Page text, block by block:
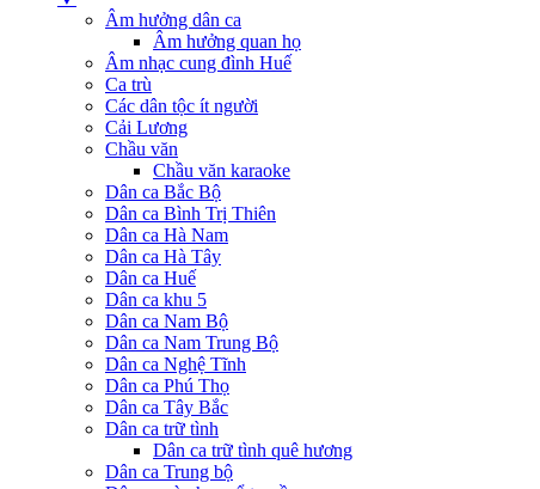
Âm hưởng dân ca
Âm hưởng quan họ
Âm nhạc cung đình Huế
Ca trù
Các dân tộc ít người
Cải Lương
Chầu văn
Chầu văn karaoke
Dân ca Bắc Bộ
Dân ca Bình Trị Thiên
Dân ca Hà Nam
Dân ca Hà Tây
Dân ca Huế
Dân ca khu 5
Dân ca Nam Bộ
Dân ca Nam Trung Bộ
Dân ca Nghệ Tĩnh
Dân ca Phú Thọ
Dân ca Tây Bắc
Dân ca trữ tình
Dân ca trữ tình quê hương
Dân ca Trung bộ